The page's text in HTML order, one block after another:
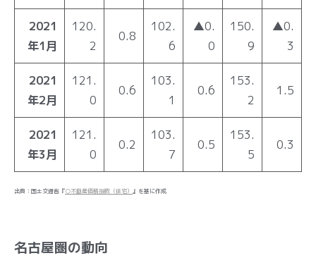
2021
年1月
120.
2
0.8
102.
6
▲0.
0
150.
9
▲0.
3
2021
年2月
121.
0
0.6
103.
1
0.6
153.
2
1.5
2021
年3月
121.
0
0.2
103.
7
0.5
153.
5
0.3
出典：国土交通省『○不動産価格指数（住宅） 』を基に作成
名古屋圏の動向